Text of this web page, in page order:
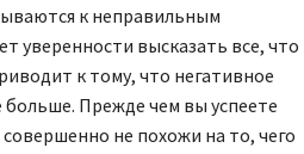
к неправильным
уверенности высказать все, что
к тому, что негативное
больше. Прежде чем вы успеете
не похожи на то, чего